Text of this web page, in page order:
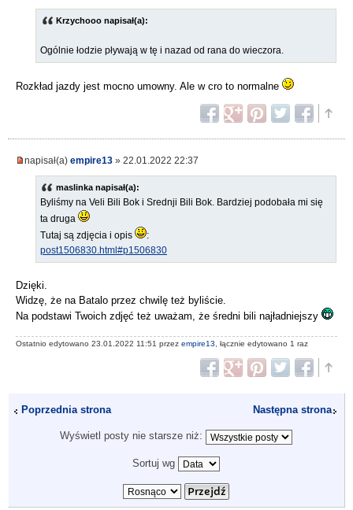
Krzychooo napisał(a):
Ogólnie łodzie pływają w tę i nazad od rana do wieczora.
Rozkład jazdy jest mocno umowny. Ale w cro to normalne
napisał(a) empire13 » 22.01.2022 22:37
maslinka napisał(a):
Byliśmy na Veli Bili Bok i Srednji Bili Bok. Bardziej podobała mi się
ta druga
Tutaj są zdjęcia i opis
:
post1506830.html#p1506830
Dzięki.
Widzę, że na Batalo przez chwilę też byliście.
Na podstawi Twoich zdjęć też uważam, że średni bili najładniejszy
Ostatnio edytowano 23.01.2022 11:51 przez empire13, łącznie edytowano 1 raz
Poprzednia strona Następna strona
Wyświetl posty nie starsze niż:
Sortuj wg